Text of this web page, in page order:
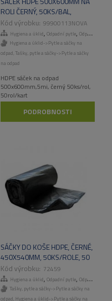
ROLI ČERNÝ, 50KS/BAL,
50BAL/KART 99900113NOVA
Hygiena a úklid, Odpadní pytle, Odpadní pytle
Hygiena a úklid->Pytle a sáčky na
odpad, Tašky, pytle a sáčky->Pytle a sáčky
na odpad
HDPE sáček na odpad
500x600mm,5mi, černý 50ks/rol,
50rol/kart
PODROBNOSTI
,Tašky, pytle a sáčky
SÁČKY DO KOŠE HDPE, ČERNÉ,
450X540MM, 50KS/ROLE, 50
ROLÍ/KART
72459
Hygiena a úklid, Odpadní pytle, Odpadní pytle
Tašky, pytle a sáčky->Pytle a sáčky na
odpad Hygiena a úklid->Pytle a sáčky na